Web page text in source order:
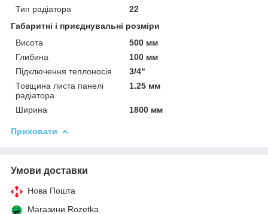
Тип радіатора
22
Габаритні і приєднувальні розміри
Висота
500 мм
Глибина
100 мм
Підключення теплоносія
3/4"
Товщина листа панелі
радіатора
1.25 мм
Ширина 1800 мм
Приховати
Умови доставки
Нова Пошта
Магазини Rozetka